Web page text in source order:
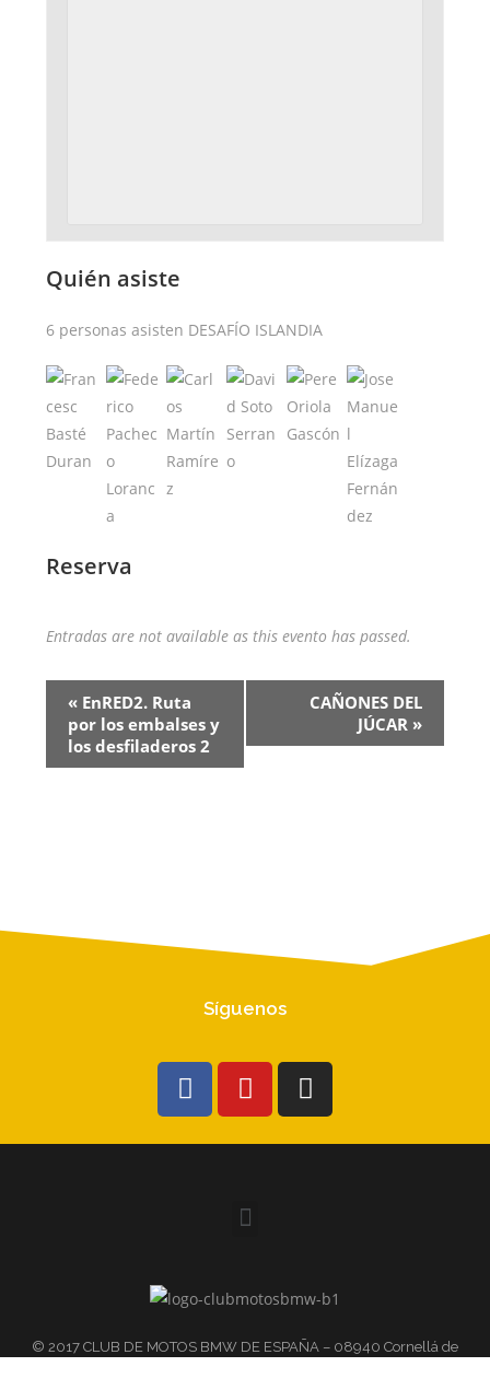
Quién asiste
6 personas asisten DESAFÍO ISLANDIA
Reserva
Entradas are not available as this evento has passed.
« EnRED2. Ruta
por los embalses y
los desfiladeros 2
CAÑONES DEL
JÚCAR »
Síguenos
© 2017 CLUB DE MOTOS BMW DE ESPAÑA – 08940 Cornellá de